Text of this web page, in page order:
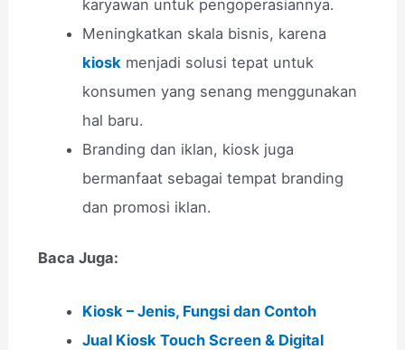
karyawan untuk pengoperasiannya.
Meningkatkan skala bisnis, karena
kiosk menjadi solusi tepat untuk
konsumen yang senang menggunakan
hal baru.
Branding dan iklan, kiosk juga
bermanfaat sebagai tempat branding
dan promosi iklan.
Baca Juga:
Kiosk – Jenis, Fungsi dan Contoh
Jual Kiosk Touch Screen & Digital